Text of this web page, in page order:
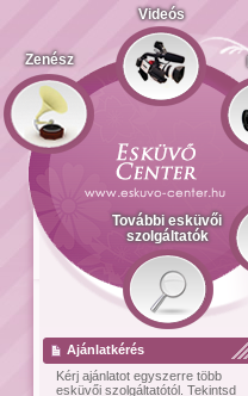
Zenész
Videós
További esküvői
szolgáltatók
Ajánlatkérés
Kérj ajánlatot egyszerre több
esküvői szolgáltatótól. Tekintsd